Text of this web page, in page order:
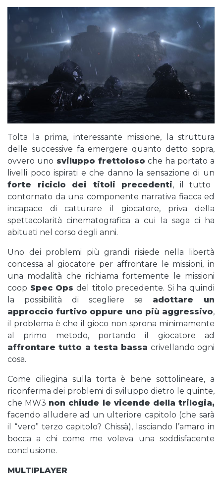
Tolta la prima, interessante missione, la struttura
delle successive fa emergere quanto detto sopra,
ovvero uno sviluppo frettoloso che ha portato a
livelli poco ispirati e che danno la sensazione di un
forte riciclo dei titoli precedenti, il tutto
contornato da una componente narrativa fiacca ed
incapace di catturare il giocatore, priva della
spettacolarità cinematografica a cui la saga ci ha
abituati nel corso degli anni.
Uno dei problemi più grandi risiede nella libertà
concessa al giocatore per affrontare le missioni, in
una modalità che richiama fortemente le missioni
coop Spec Ops del titolo precedente. Si ha quindi
la possibilità di scegliere se adottare un
approccio furtivo oppure uno più aggressivo,
il problema è che il gioco non sprona minimamente
al primo metodo, portando il giocatore ad
affrontare tutto a testa bassa crivellando ogni
cosa.
Come ciliegina sulla torta è bene sottolineare, a
riconferma dei problemi di sviluppo dietro le quinte,
che MW3 non chiude le vicende della trilogia,
facendo alludere ad un ulteriore capitolo (che sarà
il “vero” terzo capitolo? Chissà), lasciando l’amaro in
bocca a chi come me voleva una soddisfacente
conclusione.
MULTIPLAYER